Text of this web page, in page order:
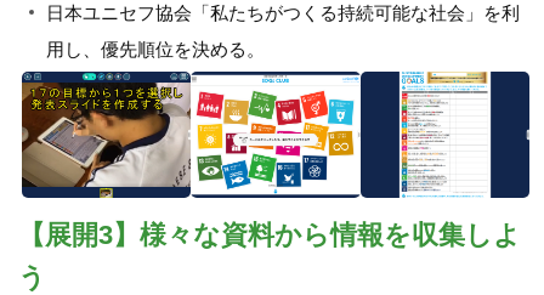
日本ユニセフ協会「私たちがつくる持続可能な社会」を利
用し、優先順位を決める。
【展開3】様々な資料から情報を収集しよ
う